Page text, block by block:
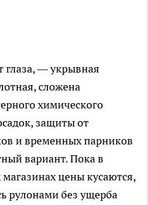
глаза, — укрывная
сложена
химического
защиты от
и временных парников
вариант. Пока в
цены кусаются,
рулонами без ущерба